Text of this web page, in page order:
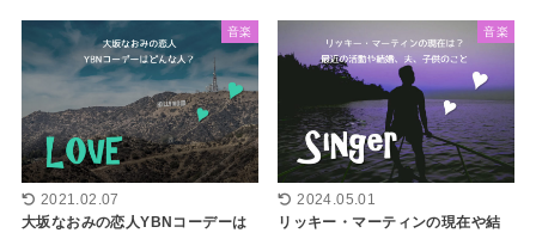
音楽
2021.02.07
大坂なおみの恋人YBNコーデーは
音楽
2024.05.01
リッキー・マーティンの現在や結